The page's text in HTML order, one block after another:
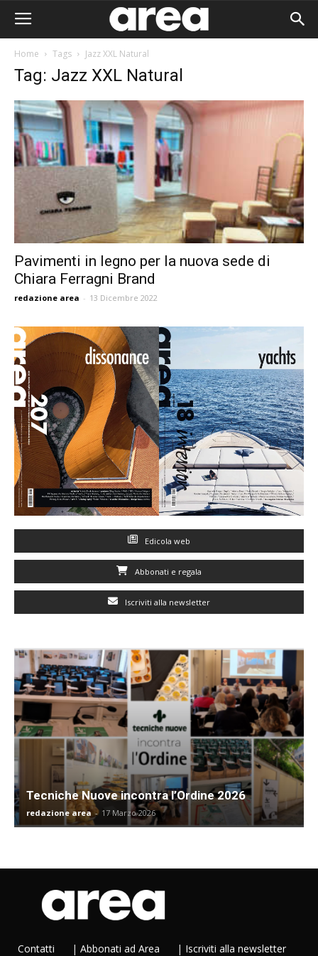
Home Tags Jazz XXL Natural
Tag: Jazz XXL Natural
Pavimenti in legno per la nuova sede di
Chiara Ferragni Brand
redazione area - 13 Dicembre 2022
Edicola web
Abbonati e regala
Iscriviti alla newsletter
Tecniche Nuove incontra l’Ordine 2026
redazione area - 17 Marzo 2026
Contatti | Abbonati ad Area | Iscriviti alla newsletter